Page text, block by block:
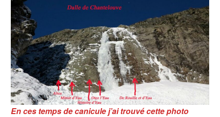
En ces temps de canicule j’ai trouvé cette photo